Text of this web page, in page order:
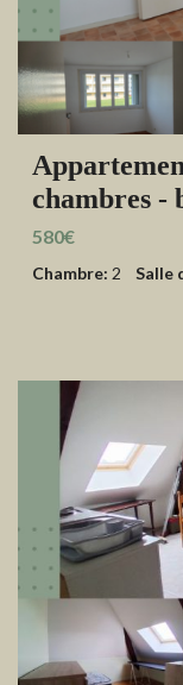
chambres -
580€
Chambre: 2 Salle